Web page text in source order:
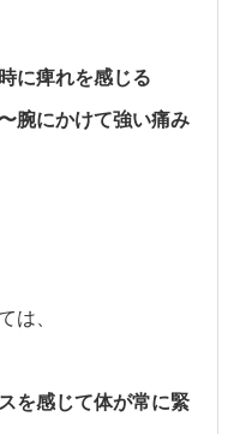
に痺れを感じる
腕にかけて強い痛み
は、
を感じて体が常に緊